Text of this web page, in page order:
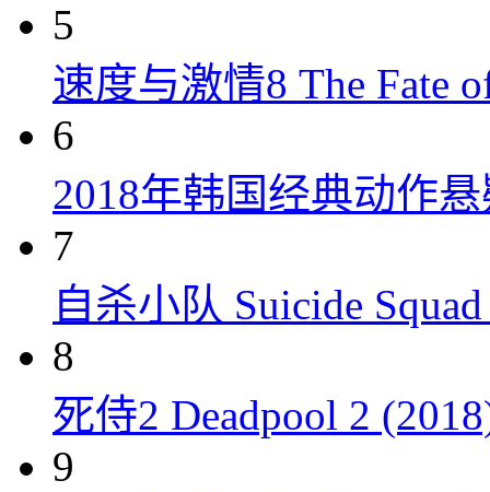
5
速度与激情8 The Fate
6
2018年韩国经典动作
7
自杀小队 Suicide
8
死侍2 Deadpool 2
9